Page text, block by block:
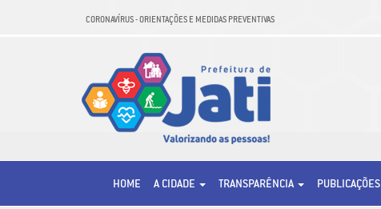
CORONAVÍRUS - ORIENTAÇÕES E MEDIDAS PREVENTIVAS
HOME A CIDADE TRANSPARÊNCIA PUBLICAÇÕES